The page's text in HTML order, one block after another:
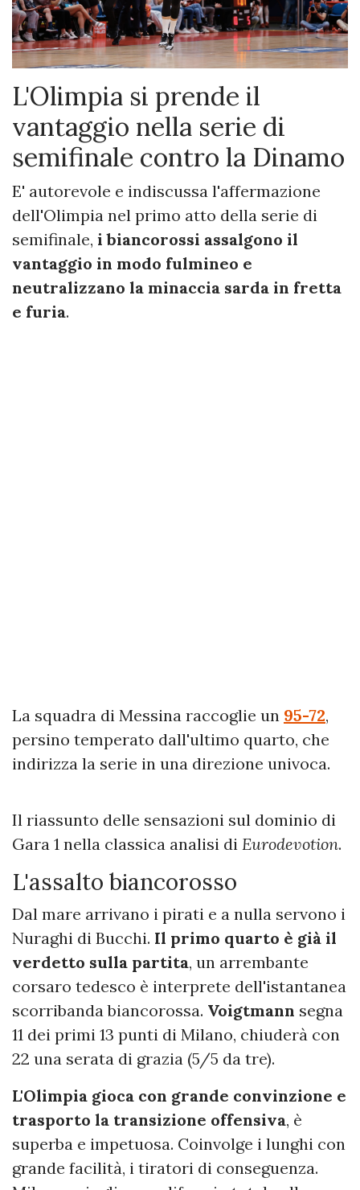
L'Olimpia si prende il
vantaggio nella serie di
semifinale contro la Dinamo
E' autorevole e indiscussa l'affermazione
dell'Olimpia nel primo atto della serie di
semifinale, i biancorossi assalgono il
vantaggio in modo fulmineo e
neutralizzano la minaccia sarda in fretta
e furia.
La squadra di Messina raccoglie un 95-72,
persino temperato dall'ultimo quarto, che
indirizza la serie in una direzione univoca.
Il riassunto delle sensazioni sul dominio di
Gara 1 nella classica analisi di Eurodevotion.
L'assalto biancorosso
Dal mare arrivano i pirati e a nulla servono i
Nuraghi di Bucchi. Il primo quarto è già il
verdetto sulla partita, un arrembante
corsaro tedesco è interprete dell'istantanea
scorribanda biancorossa. Voigtmann segna
11 dei primi 13 punti di Milano, chiuderà con
22 una serata di grazia (5/5 da tre).
L'Olimpia gioca con grande convinzione e
trasporto la transizione offensiva, è
superba e impetuosa. Coinvolge i lunghi con
grande facilità, i tiratori di conseguenza.